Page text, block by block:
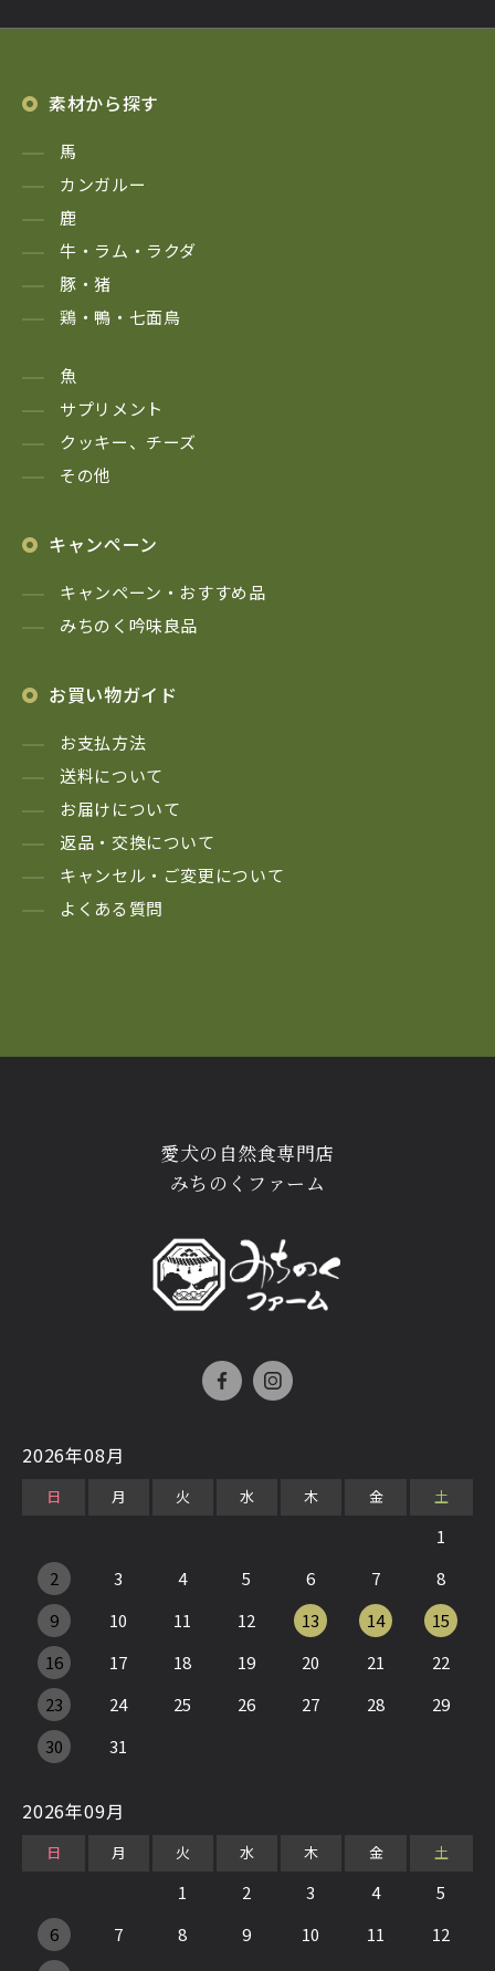
素材から探す
馬
カンガルー
鹿
牛・ラム・ラクダ
豚・猪
鶏・鴨・七面鳥
魚
サプリメント
クッキー、チーズ
その他
キャンペーン
キャンペーン・おすすめ品
みちのく吟味良品
お買い物ガイド
お支払方法
送料について
お届けについて
返品・交換について
キャンセル・ご変更について
よくある質問
愛犬の自然食専門店
みちのくファーム
2026年08月
日 月 火 水 木 金 土
1
2
3 4 5 6 7
8
9
10 11 12 13 14
15
16
17 18 19 20 21
22
23
24 25 26 27 28
29
30
31
2026年09月
日 月 火 水 木 金 土
1 2 3 4
5
6
7 8 9 10 11
12